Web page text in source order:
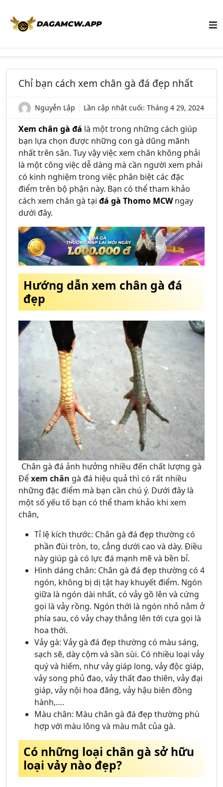
Chỉ bạn cách xem chân gà đá đẹp nhất
Nguyễn Lập Lần cập nhật cuối: Tháng 4 29, 2024
Xem chân gà đá là một trong những cách giúp
bạn lựa chọn được những con gà dũng mãnh
nhất trên sân. Tuy vậy việc xem chân không phải
là một công việc dễ dàng mà cần người xem phải
có kinh nghiệm trong việc phân biệt các đặc
điểm trên bộ phận này. Bạn có thể tham khảo
cách xem chân gà tại đá gà Thomo MCW ngay
dưới đây.
Hướng dẫn xem chân gà đá
đẹp
Chân gà đá ảnh hưởng nhiều đến chất lượng gà
Đểxem chân gà đá hiệu quả thì có rất nhiều
những đặc điểm mà bạn cần chú ý. Dưới đây là
một số yếu tố bạn có thể tham khảo khi xem
chân,
Tỉ lệ kích thước: Chân gà đá đẹp thường có
phần đùi tròn, to, cẳng dưới cao và dày. Điều
này giúp gà có lực đá mạnh mẽ và bền bỉ.
Hình dáng chân: Chân gà đá đẹp thường có 4
ngón, không bị dị tật hay khuyết điểm. Ngón
giữa là ngón dài nhất, có vảy gồ lên và cứng
gọi là vảy rồng. Ngón thới là ngón nhỏ nằm ở
phía sau, có vảy chạy thẳng lên tới cựa gọi là
hoa thới.
Vảy gà: Vảy gà đá đẹp thường có màu sáng,
sạch sẽ, dày cộm và sần sùi. Có nhiều loại vảy
quý và hiếm, như vảy giáp long, vảy độc giáp,
vảy song phủ đao, vảy thất đao thiên, vảy đại
giáp, vảy nội hoa đăng, vảy hậu biên đồng
hành,….
Màu chân: Màu chân gà đá đẹp thường phù
hợp với màu lông và màu mắt của gà.
Có những loại chân gà sở hữu
loại vảy nào đẹp?